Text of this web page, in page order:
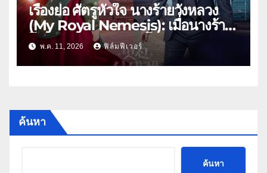
เรื่องย่อ ศัตรูหัวใจ นางร้ายวังหลวง
(My Royal Nemesis): เมื่อนางร้าย
โชซอนสวมร่างดาราโนเนม พร้อม
ฟาดกลางกองถ่าย 2026!
พ.ค. 11, 2026 ฟิล์มฟีเวอร์
ค้นหา
ค้นหา